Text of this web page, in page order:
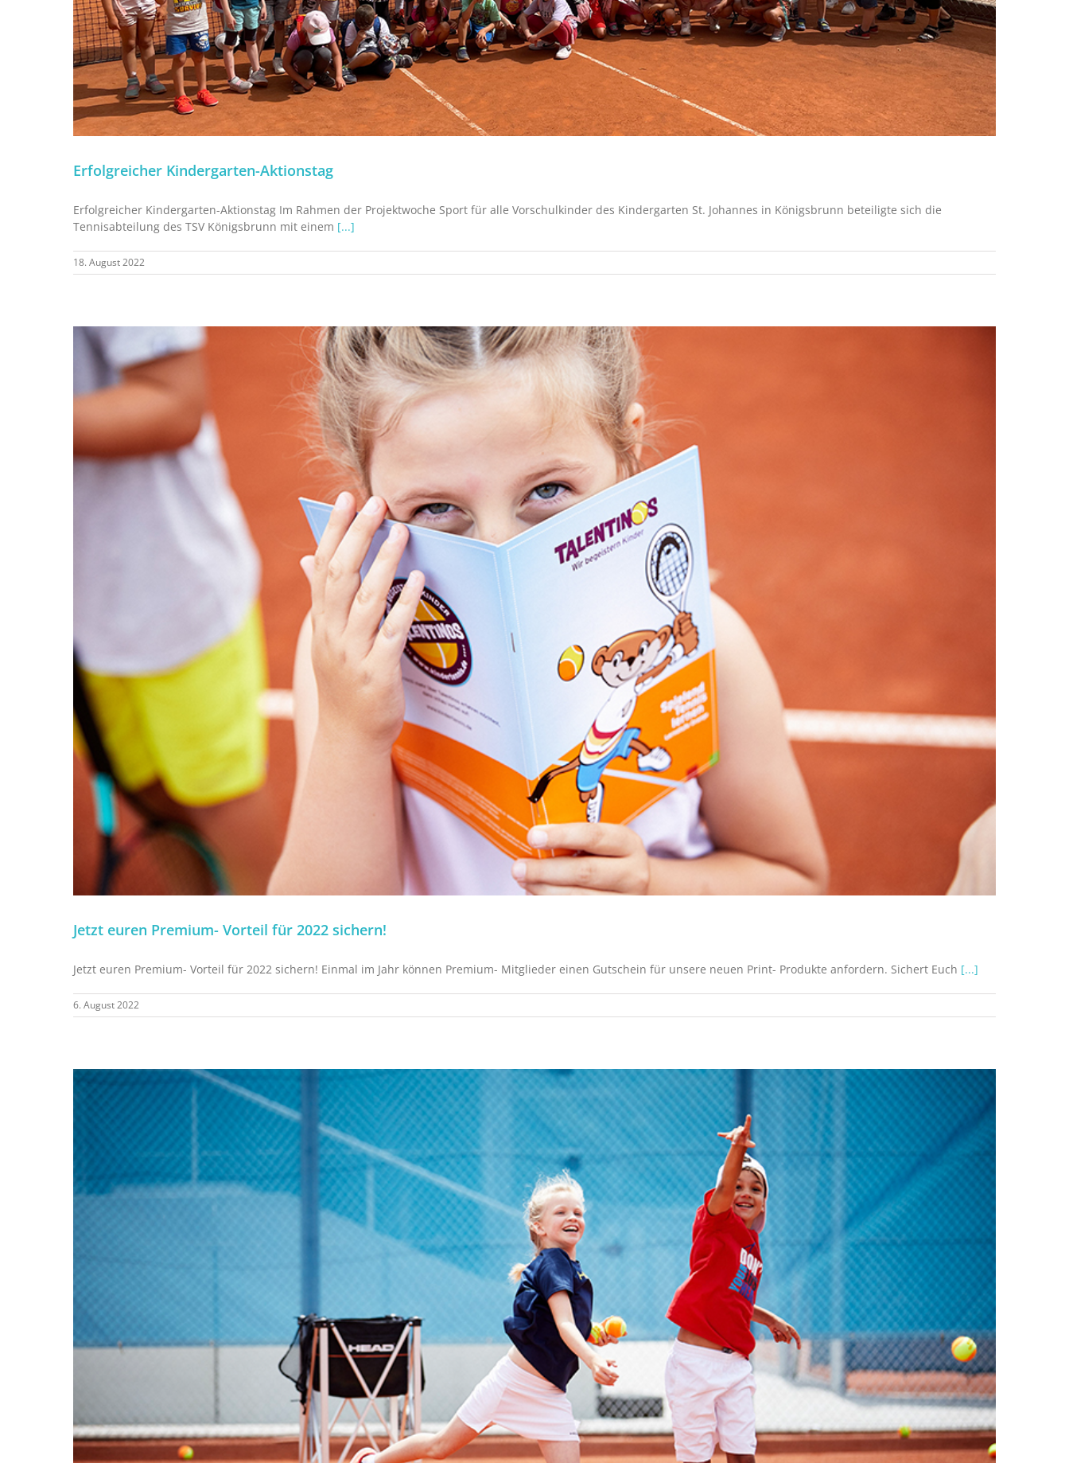
Erfolgreicher Kindergarten-Aktionstag
Erfolgreicher Kindergarten-Aktionstag Im Rahmen der Projektwoche Sport für alle Vorschulkinder des Kindergarten St. Johannes in Königsbrunn beteiligte sich die
Tennisabteilung des TSV Königsbrunn mit einem [...]
18. August 2022
Jetzt euren Premium- Vorteil für 2022 sichern!
Jetzt euren Premium- Vorteil für 2022 sichern! Einmal im Jahr können Premium- Mitglieder einen Gutschein für unsere neuen Print- Produkte anfordern. Sichert Euch [...]
6. August 2022